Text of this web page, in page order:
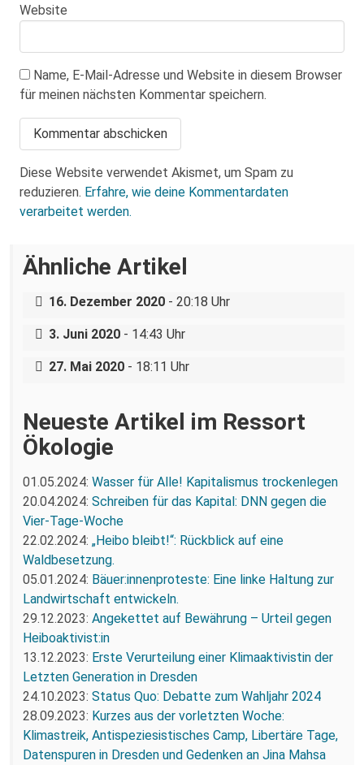
Website
Name, E-Mail-Adresse und Website in diesem Browser
für meinen nächsten Kommentar speichern.
Diese Website verwendet Akismet, um Spam zu
reduzieren. Erfahre, wie deine Kommentardaten
verarbeitet werden.
Ähnliche Artikel
Paris goes Dresden! – Streit um
16. Dezember 2020 - 20:18 Uhr
Klimaziele statt Lobbydeal –
3. Juni 2020 - 14:43 Uhr
Montags in Zwickau – Ein Reisebericht
27. Mai 2020 - 18:11 Uhr
Neueste Artikel im Ressort
Ökologie
01.05.2024: Wasser für Alle! Kapitalismus trockenlegen
20.04.2024: Schreiben für das Kapital: DNN gegen die
Vier-Tage-Woche
22.02.2024: „Heibo bleibt!“: Rückblick auf eine
Waldbesetzung.
05.01.2024: Bäuer:innenproteste: Eine linke Haltung zur
Landwirtschaft entwickeln.
29.12.2023: Angekettet auf Bewährung – Urteil gegen
Heiboaktivist:in
13.12.2023: Erste Verurteilung einer Klimaaktivistin der
Letzten Generation in Dresden
24.10.2023: Status Quo: Debatte zum Wahljahr 2024
28.09.2023: Kurzes aus der vorletzten Woche:
Klimastreik, Antispeziesistisches Camp, Libertäre Tage,
Datenspuren in Dresden und Gedenken an Jina Mahsa